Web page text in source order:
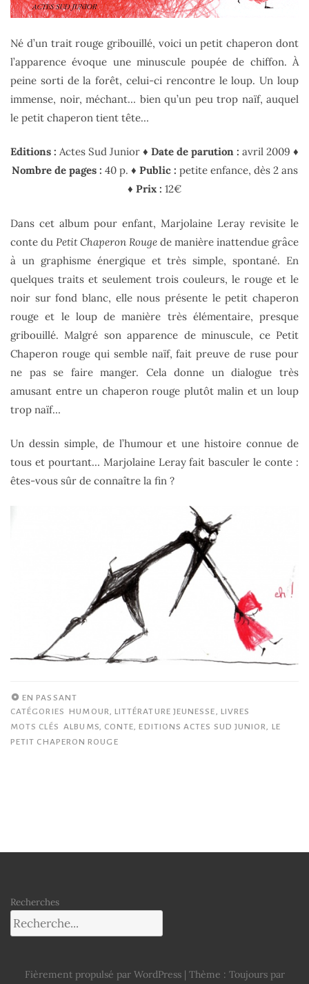
Né d’un trait rouge gribouillé, voici un petit chaperon dont
l’apparence évoque une minuscule poupée de chiffon. À
peine sorti de la forêt, celui-ci rencontre le loup. Un loup
immense, noir, méchant… bien qu’un peu trop naïf, auquel
le petit chaperon tient tête…
Editions : Actes Sud Junior ♦ Date de parution : avril 2009 ♦
Nombre de pages : 40 p. ♦ Public : petite enfance, dès 2 ans
♦ Prix : 12€
Dans cet album pour enfant, Marjolaine Leray revisite le
conte du Petit Chaperon Rouge de manière inattendue grâce
à un graphisme énergique et très simple, spontané. En
quelques traits et seulement trois couleurs, le rouge et le
noir sur fond blanc, elle nous présente le petit chaperon
rouge et le loup de manière très élémentaire, presque
gribouillé. Malgré son apparence de minuscule, ce Petit
Chaperon rouge qui semble naïf, fait preuve de ruse pour
ne pas se faire manger. Cela donne un dialogue très
amusant entre un chaperon rouge plutôt malin et un loup
trop naïf…
Un dessin simple, de l’humour et une histoire connue de
tous et pourtant… Marjolaine Leray fait basculer le conte :
êtes-vous sûr de connaître la fin ?
EN PASSANT
CATÉGORIES HUMOUR LITTÉRATURE JEUNESSE
LIVRES
MOTS CLÉS ALBUMS CONTE ,EDITIONS ACTES SUD JUNIOR
LE
PETIT CHAPERON ROUGE
Recherches
Fièrement propulsé par WordPress | Thème : Toujours par